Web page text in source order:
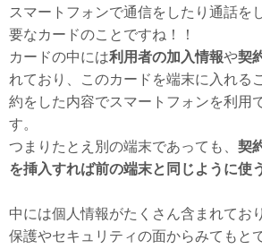
スマートフォンで通信をしたり通話を
要なカードのことですね！！
カードの中には利用者の加入情報や契
れており、このカードを端末に入れる
約をした内容でスマートフォンを利用
す。
つまりたとえ別の端末であっても、 契
を挿入すれば前の端末と同じように使
中には個人情報がたくさん含まれてお
保護やセキュリティの面からみてもと